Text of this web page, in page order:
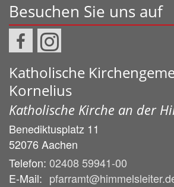
Besuchen Sie uns auf
Katholische
Kornelius
Katholische Kirche an der
Benediktusplatz 11
52076Aachen
Telefon: 02408 59941-00
E-Mail: